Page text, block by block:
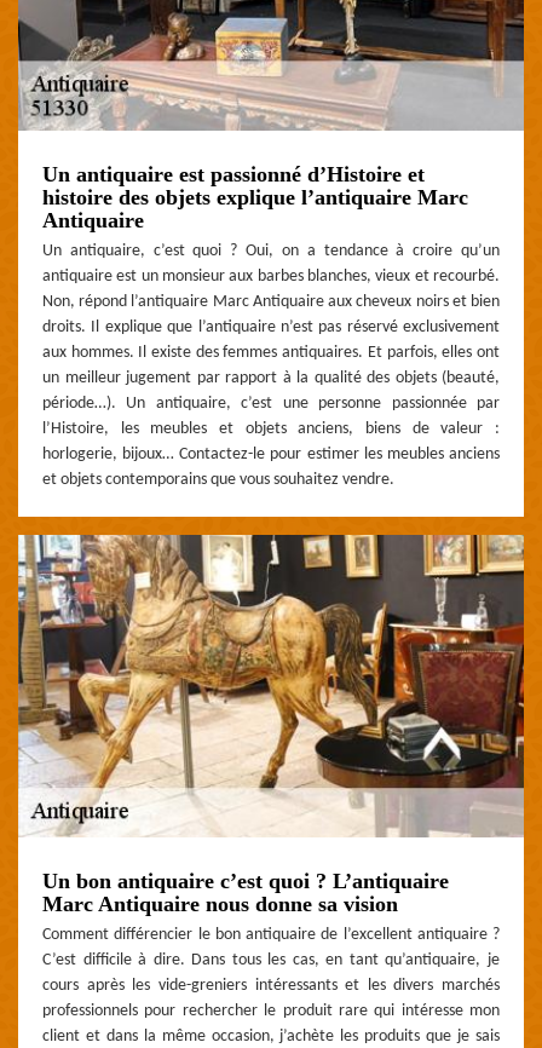
Un antiquaire est passionné d’Histoire et
histoire des objets explique l’antiquaire Marc
Antiquaire
Un antiquaire, c’est quoi ? Oui, on a tendance à croire qu’un
antiquaire est un monsieur aux barbes blanches, vieux et recourbé.
Non, répond l’antiquaire Marc Antiquaire aux cheveux noirs et bien
droits. Il explique que l’antiquaire n’est pas réservé exclusivement
aux hommes. Il existe des femmes antiquaires. Et parfois, elles ont
un meilleur jugement par rapport à la qualité des objets (beauté,
période…). Un antiquaire, c’est une personne passionnée par
l’Histoire, les meubles et objets anciens, biens de valeur :
horlogerie, bijoux… Contactez-le pour estimer les meubles anciens
et objets contemporains que vous souhaitez vendre.
Un bon antiquaire c’est quoi ? L’antiquaire
Marc Antiquaire nous donne sa vision
Comment différencier le bon antiquaire de l’excellent antiquaire ?
C’est difficile à dire. Dans tous les cas, en tant qu’antiquaire, je
cours après les vide-greniers intéressants et les divers marchés
professionnels pour rechercher le produit rare qui intéresse mon
client et dans la même occasion, j’achète les produits que je sais